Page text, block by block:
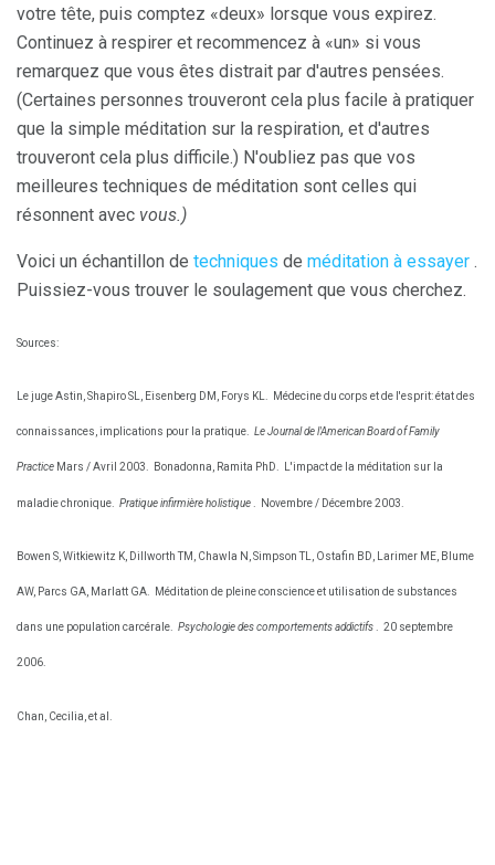
votre tête, puis comptez «deux» lorsque vous expirez.
Continuez à respirer et recommencez à «un» si vous
remarquez que vous êtes distrait par d'autres pensées.
(Certaines personnes trouveront cela plus facile à pratiquer
que la simple méditation sur la respiration, et d'autres
trouveront cela plus difficile.) N'oubliez pas que vos
meilleures techniques de méditation sont celles qui
résonnent avec vous.)
Voici un échantillon de techniques de méditation à essayer .
Puissiez-vous trouver le soulagement que vous cherchez.
Sources:
Le juge Astin, Shapiro SL, Eisenberg DM, Forys KL. Médecine du corps et de l'esprit: état des
connaissances, implications pour la pratique. Le Journal de l'American Board of Family
Practice Mars / Avril 2003. Bonadonna, Ramita PhD. L'impact de la méditation sur la
maladie chronique. Pratique infirmière holistique Novembre / Décembre 2003.
Bowen S, Witkiewitz K, Dillworth TM, Chawla N, Simpson TL, Ostafin BD, Larimer ME, Blume
AW, Parcs GA, Marlatt GA. Méditation de pleine conscience et utilisation de substances
dans une population carcérale. Psychologie des comportements addictifs. 20 septembre
2006.
Chan, Cecilia, et al.